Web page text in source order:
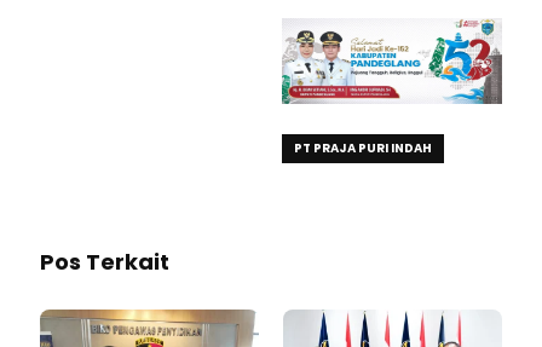
PT PRAJA PURI INDAH
Pos Terkait